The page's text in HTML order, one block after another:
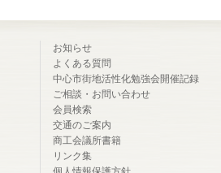
お知らせ
よくある質問
中心市街地活性化勉強会開催記録
ご相談・お問い合わせ
会員検索
交通のご案内
商工会議所書籍
リンク集